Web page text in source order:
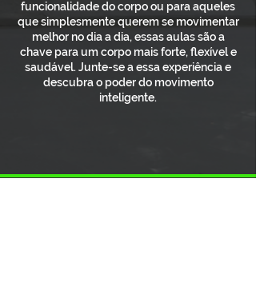
funcionalidade do corpo ou para aqueles
que simplesmente querem se movimentar
melhor no dia a dia, essas aulas são a
chave para um corpo mais forte, flexível e
saudável. Junte-se a essa experiência e
descubra o poder do movimento
inteligente.